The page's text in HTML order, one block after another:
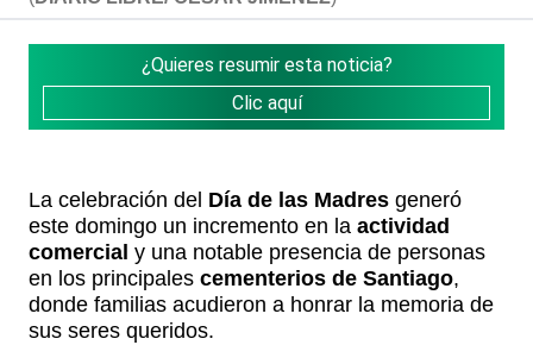
¿Quieres resumir esta noticia?
Clic aquí
La celebración del Día de las Madres generó
este domingo un incremento en la actividad
comercial y una notable presencia de personas
en los principales cementerios de Santiago,
donde familias acudieron a honrar la memoria de
sus seres queridos.